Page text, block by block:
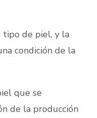
tipo de piel, y la
condición de la
que se
de la producción